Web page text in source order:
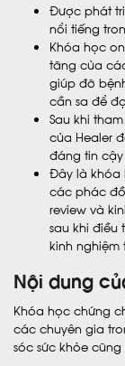
Được phát
nổi tiếng
Khóa học
tăng của
giúp đỡ
cần sa để
Sau khi
của Healer
đáng tin cậy
Đây là khóa
các phác
review và
sau khi điều
kinh
Nội dung
Khóa học chứng
các chuyên gia
sóc sức khỏe